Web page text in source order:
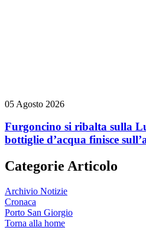
05 Agosto 2026
Furgoncino si ribalta sulla
bottiglie d’acqua finisce
Categorie Articolo
Archivio Notizie
Cronaca
Porto San Giorgio
Torna alla home